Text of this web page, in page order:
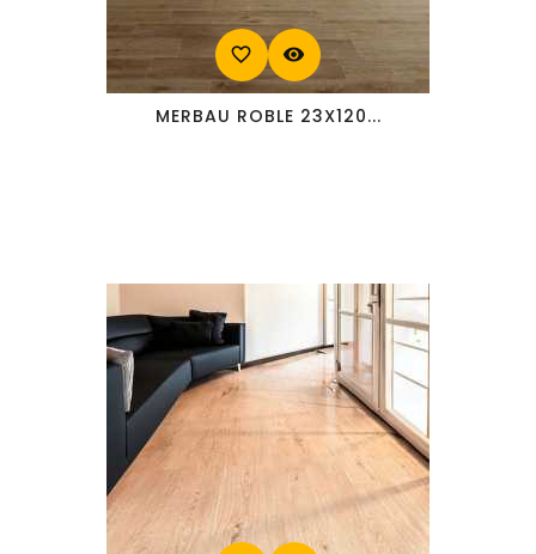
favorite_border visibility
MERBAU ROBLE 23X120...